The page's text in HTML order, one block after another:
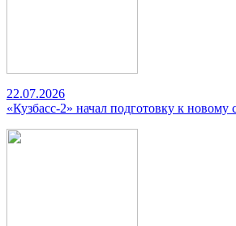
22.07.2026
«Кузбасс-2» начал подготовку к новому